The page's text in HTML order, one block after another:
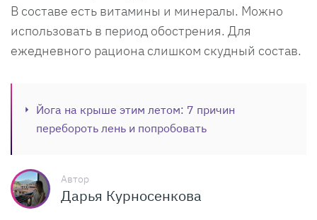
В составе есть витамины и минералы. Можно
использовать в период обострения. Для
ежедневного рациона слишком скудный состав.
Йога на крыше этим летом: 7 причин
перебороть лень и попробовать
Автор
Дарья Курносенкова